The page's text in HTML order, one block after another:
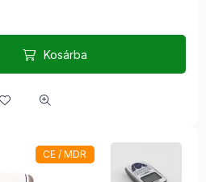
Kosárba
CE / MDR